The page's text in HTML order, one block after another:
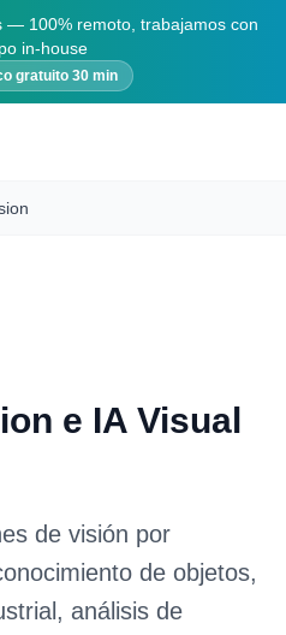
— 100% remoto, trabajamos con
in-house
gratuito 30 min
e IA Visual
de visión por
de objetos,
análisis de